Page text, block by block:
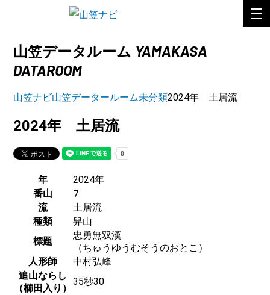
山笠データルーム YAMAKASA
DATAROOM
山笠ナビ山笠データールーム未分類2024年 土居流
2024年 土居流
年
2024年
番山
7
流
土居流
種類
舁山
標題
忠勇無双漢
（ちゅうゆうむそうのおとこ）
人形師
中村弘峰
追山ならし
（櫛田入り）
35秒30